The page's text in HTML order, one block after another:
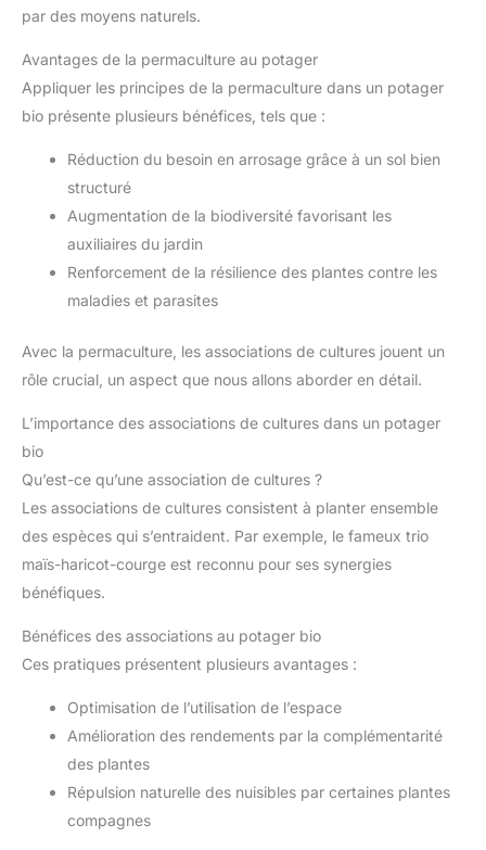
par des moyens naturels.
Avantages de la permaculture au potager
Appliquer les principes de la permaculture dans un potager
bio présente plusieurs bénéfices, tels que :
Réduction du besoin en arrosage grâce à un sol bien
structuré
Augmentation de la biodiversité favorisant les
auxiliaires du jardin
Renforcement de la résilience des plantes contre les
maladies et parasites
Avec la permaculture, les associations de cultures jouent un
rôle crucial, un aspect que nous allons aborder en détail.
L’importance des associations de cultures dans un potager
bio
Qu’est-ce qu’une association de cultures ?
Les associations de cultures consistent à planter ensemble
des espèces qui s’entraident. Par exemple, le fameux trio
maïs-haricot-courge est reconnu pour ses synergies
bénéfiques.
Bénéfices des associations au potager bio
Ces pratiques présentent plusieurs avantages :
Optimisation de l’utilisation de l’espace
Amélioration des rendements par la complémentarité
des plantes
Répulsion naturelle des nuisibles par certaines plantes
compagnes